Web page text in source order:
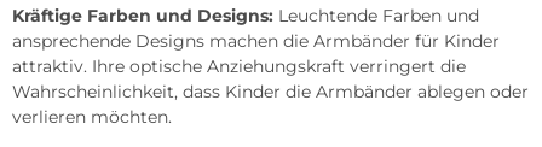
Kräftige Farben und Designs: Leuchtende Farben und
ansprechende Designs machen die Armbänder für Kinder
attraktiv. Ihre optische Anziehungskraft verringert die
Wahrscheinlichkeit, dass Kinder die Armbänder ablegen oder
verlieren möchten.